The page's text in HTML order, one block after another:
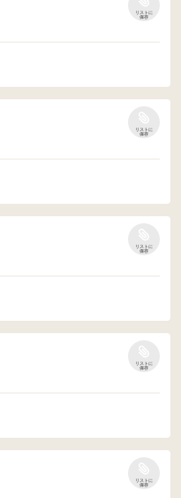
リストに
保存
リストに
保存
リストに
保存
リストに
保存
リストに
保存